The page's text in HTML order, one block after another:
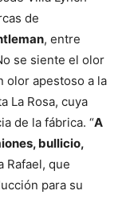
de
, entre
se siente el olor
olor apestoso a la
La Rosa, cuya
de la fábrica. “A
bullicio,
Rafael, que
para su